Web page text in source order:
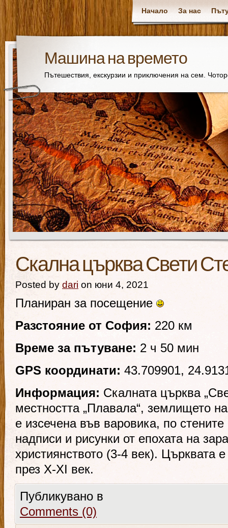
Начало За нас
Машина на времето
Пътешествия, екскурзии и приключения на сем.
Скална църква Свети
Posted by dari on юни 4, 2021
Планиран за посещение
Разстояние от София: 220 км
Време за пътуване: 2 ч 50 мин
GPS координати: 43.709901,
Информация: Скалната църква
местността „Плавала“, землището
е изсечена във варовика, по стените
надписи и рисунки от епохата на
християнството (3-4 век). Църквата
през X-XI век.
Публикувано в
Comments (0)